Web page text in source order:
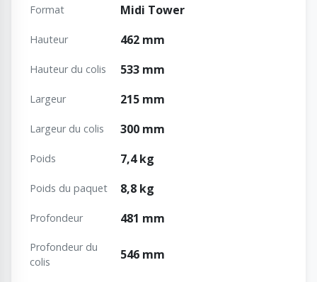
Format Midi Tower
Hauteur 462 mm
Hauteur du colis 533 mm
Largeur 215 mm
Largeur du colis 300 mm
Poids 7,4 kg
Poids du paquet 8,8 kg
Profondeur 481 mm
Profondeur du
colis
546 mm